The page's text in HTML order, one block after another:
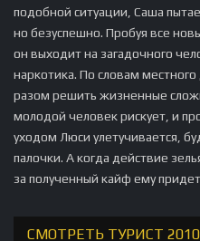
подобной ситуации, Саша
но безуспешно. Пробуя все
он выходит на загадочного
наркотика. По словам
разом решить жизненные
молодой человек рискует, и
уходом Люси улетучивается,
палочки. А когда действие
за полученный кайф ему
СМОТРЕТЬ ТУРИСТ